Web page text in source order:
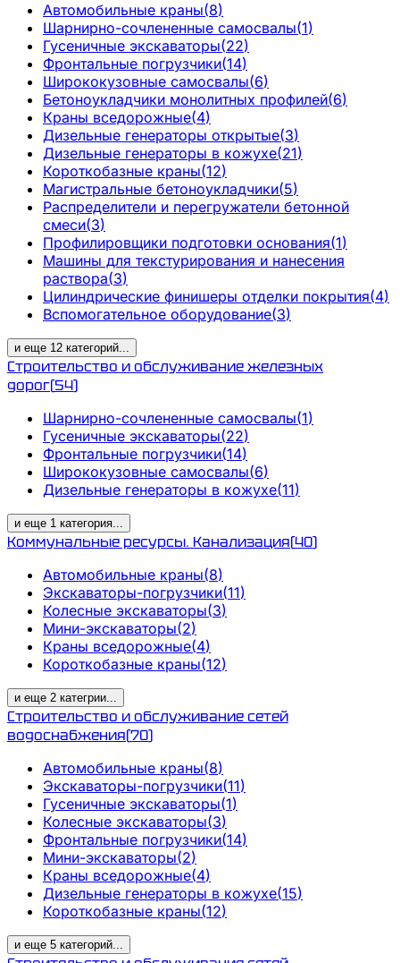
Автомобильные краны(8)
Шарнирно-сочлененные самосвалы(1)
Гусеничные экскаваторы(22)
Фронтальные погрузчики(14)
Ширококузовные самосвалы(6)
Бетоноукладчики монолитных профилей(6)
Краны вседорожные(4)
Дизельные генераторы открытые(3)
Дизельные генераторы в кожухе(21)
Короткобазные краны(12)
Магистральные бетоноукладчики(5)
Распределители и перегружатели бетонной
смеси(3)
Профилировщики подготовки основания(1)
Машины для текстурирования и нанесения
раствора(3)
Цилиндрические финишеры отделки покрытия(4)
Вспомогательное оборудование(3)
и еще 12 категорий...
Строительство и обслуживание железных
дорог(54)
Шарнирно-сочлененные самосвалы(1)
Гусеничные экскаваторы(22)
Фронтальные погрузчики(14)
Ширококузовные самосвалы(6)
Дизельные генераторы в кожухе(11)
и еще 1 категория...
Коммунальные ресурсы. Канализация(40)
Автомобильные краны(8)
Экскаваторы-погрузчики(11)
Колесные экскаваторы(3)
Мини-экскаваторы(2)
Краны вседорожные(4)
Короткобазные краны(12)
и еще 2 категрии...
Строительство и обслуживание сетей
водоснабжения(70)
Автомобильные краны(8)
Экскаваторы-погрузчики(11)
Гусеничные экскаваторы(1)
Колесные экскаваторы(3)
Фронтальные погрузчики(14)
Мини-экскаваторы(2)
Краны вседорожные(4)
Дизельные генераторы в кожухе(15)
Короткобазные краны(12)
и еще 5 категорий...